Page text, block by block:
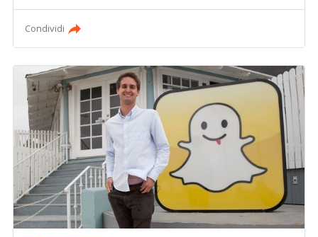
Condividi